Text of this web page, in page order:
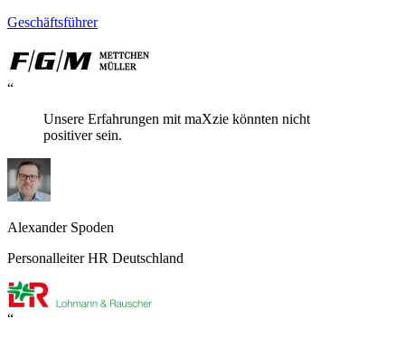
Geschäftsführer
“
Unsere Erfahrungen mit maXzie könnten nicht
positiver sein.
Alexander Spoden
Personalleiter HR Deutschland
“